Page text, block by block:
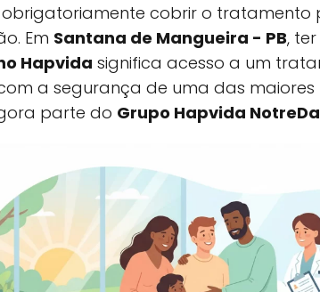
cobrir o tratamento
Em Santana de Mangueira - PB,
Hapvida significa acesso a um
a segurança de uma das
parte do Grupo Hapvida